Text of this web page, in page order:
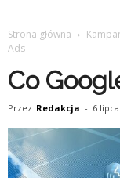
Strona główna
Ads
Co
Przez Redakcja - 6